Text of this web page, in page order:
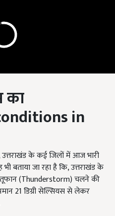
का
in
उत्तराखंड के कई जिलों में आज भारी
बताया जा रहा है कि, उत्तराखंड के
(Thunderstorm) चलने की
21 डिग्री सेल्सियस से लेकर